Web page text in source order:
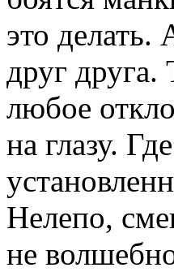
это
друг друга.
любое
на глазу.
Нелепо,
не